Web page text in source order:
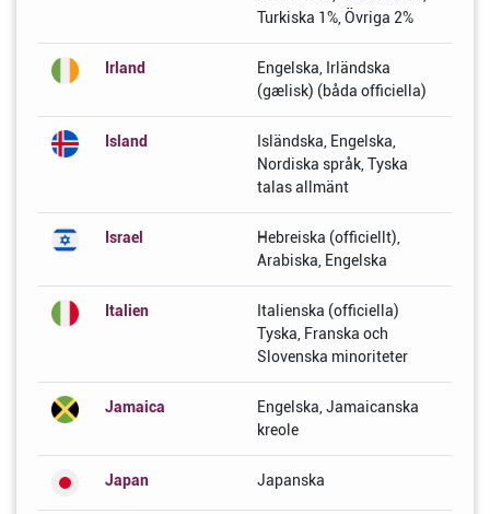
Turkiska 1%, Övriga 2%
Irland
Engelska, Irländska
(gælisk) (båda officiella)
Island
Isländska, Engelska,
Nordiska språk, Tyska
talas allmänt
Israel
Hebreiska (officiellt),
Arabiska, Engelska
Italien
Italienska (officiella)
Tyska, Franska och
Slovenska minoriteter
Jamaica
Engelska, Jamaicanska
kreole
Japan Japanska